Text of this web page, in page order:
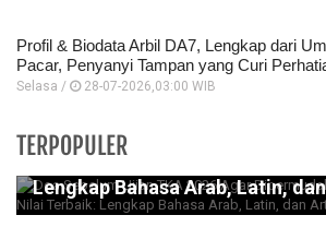
Profil & Biodata Arbil DA7, Lengkap dari
Pacar, Penyanyi Tampan yang Curi
Selasa / 28-07-2026,03:00 WIB
TERPOPULER
Doa Sebelum Ujian TKA 2026
Dipermudahh dan Mendapatkan
Lengkap Bahasa Arab, Latin,